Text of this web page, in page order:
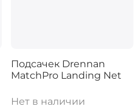
Подсачек Drennan
MatchPro Landing Net
Нет в наличии